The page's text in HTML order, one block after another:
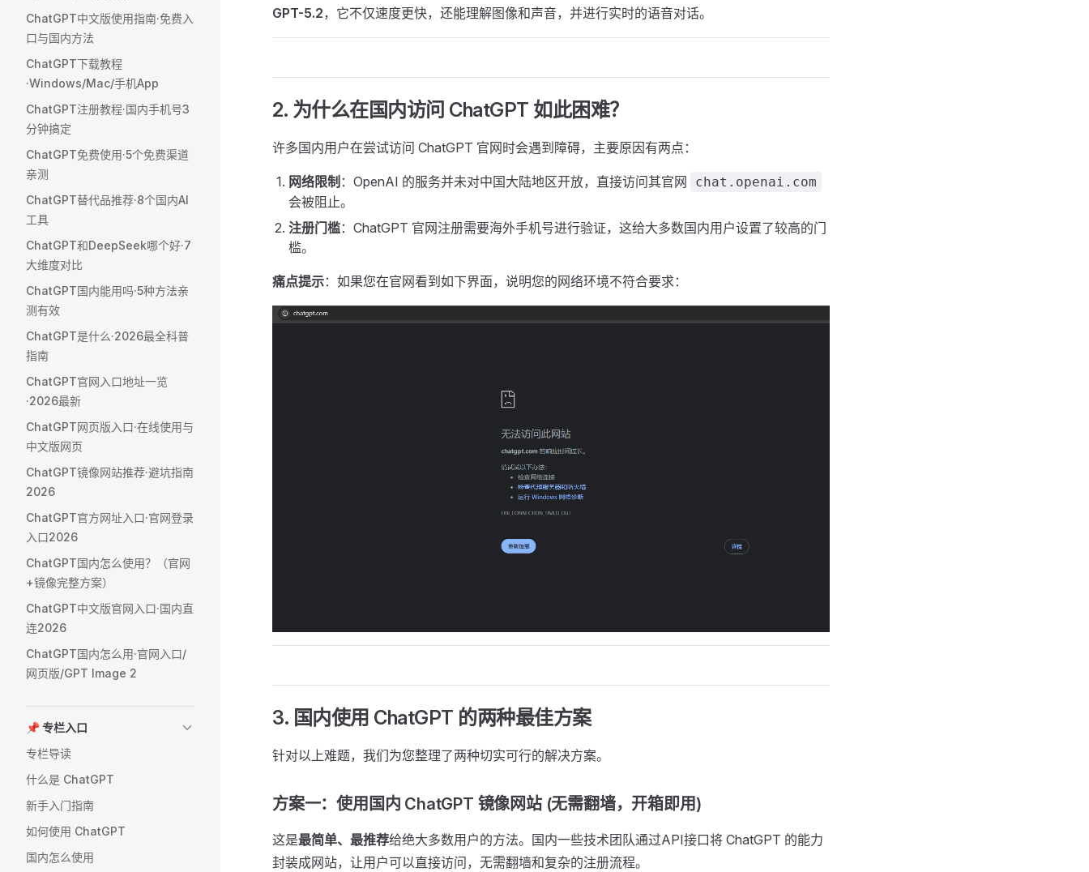
ChatGPT中文版使用指南·免费入
口与国内方法
ChatGPT下载教程
·Windows/Mac/手机App
ChatGPT注册教程·国内手机号3
分钟搞定
ChatGPT免费使用·5个免费渠道
亲测
ChatGPT替代品推荐·8个国内AI
工具
ChatGPT和DeepSeek哪个好·7
大维度对比
ChatGPT国内能用吗·5种方法亲
测有效
ChatGPT是什么·2026最全科普
指南
ChatGPT官网入口地址一览
·2026最新
ChatGPT网页版入口·在线使用与
中文版网页
ChatGPT镜像网站推荐·避坑指南
2026
ChatGPT官方网址入口·官网登录
入口2026
ChatGPT国内怎么使用？（官网
+镜像完整方案）
ChatGPT中文版官网入口·国内直
连2026
ChatGPT国内怎么用·官网入口/
网页版/GPT Image 2
📌 专栏入口
专栏导读
什么是 ChatGPT
新手入门指南
如何使用 ChatGPT
国内怎么使用
GPT-5.2，它不仅速度更快，还能理解图像和声音，并进行实时的语音对话。
2. 为什么在国内访问 ChatGPT 如此困难？
许多国内用户在尝试访问 ChatGPT 官网时会遇到障碍，主要原因有两点：
网络限制 ：OpenAI 的服务并未对中国大陆地区开放，直接访问其官网 chat.openai.com
会被阻止。
注册门槛：ChatGPT 官网注册需要海外手机号进行验证，这给大多数国内用户设置了较高的门
槛。
痛点提示：如果您在官网看到如下界面，说明您的网络环境不符合要求：
3. 国内使用 ChatGPT 的两种最佳方案
针对以上难题，我们为您整理了两种切实可行的解决方案。
方案一：使用国内 ChatGPT 镜像网站 (无需翻墙，开箱即用)
这是最简单、最推荐给绝大多数用户的方法。国内一些技术团队通过API接口将 ChatGPT 的能力
封装成网站，让用户可以直接访问，无需翻墙和复杂的注册流程。